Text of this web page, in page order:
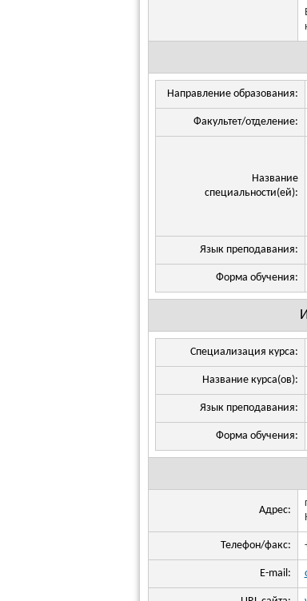
Направление образования:
Факультет/отделение:
Название
специальности(ей):
Язык преподавания:
Форма обучения:
Специализация курса:
Название курса(ов):
Язык преподавания:
Форма обучения:
Адрес:
Телефон/факс:
E-mail: